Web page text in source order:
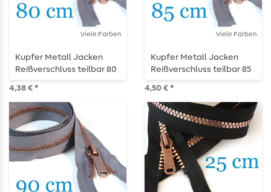
Viele Farben
Kupfer Metall Jacken
Reißverschluss teilbar 80
cm
4,38 € *
Viele Farben
Kupfer Metall Jacken
Reißverschluss teilbar 85
cm
4,50 € *